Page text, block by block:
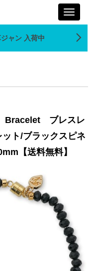
Toggle
ャン 入荷中
Bracelet ブレスレ
ト/ブラックスピネ
【送料無料】